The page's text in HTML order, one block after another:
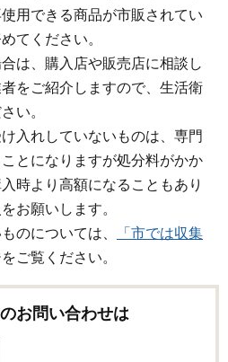
用できる商品が市販されてい
てください。
は、購入店や販売店に相談し
をご紹介しますので、生活衛
い。
入れしていないものは、専門
とになりますが処分料がかか
時より高額になることもあり
お願いします。
のについては、
「市では収集
ご覧ください。
お問い合わせは